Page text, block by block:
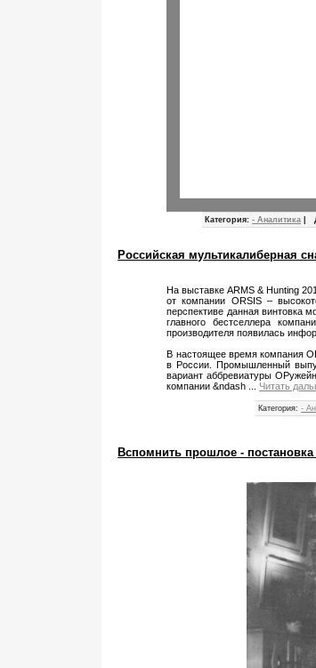
Категория: - Аналитика
Российская мультикалиберная
На выставке ARMS & Hunting
от компании ORSIS –
перспективе данная винтовка
главного бестселлера
производителя появилась
В настоящее время компания
в России. Промышленный
вариант аббревиатуры
компании &ndash
Читать
Категория: -
Вспомнить прошлое -